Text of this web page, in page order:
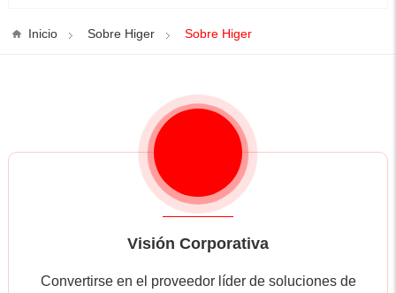
Inicio Sobre Higer Sobre Higer
Visión Corporativa
Convertirse en el proveedor líder de soluciones de